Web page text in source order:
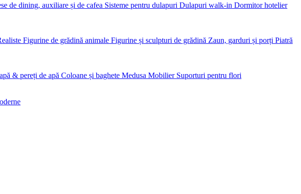
de dining, auxiliare și de cafea Sisteme pentru dulapuri Dulapuri walk-in Dormitor hotelier
Figurine de grădină animale Figurine și sculpturi de grădină Zaun, garduri și porți Piatră
& pereți de apă Coloane și baghete Medusa Mobilier Suporturi pentru flori